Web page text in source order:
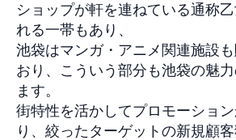
ショップが軒を連ねている通称
れる一帯もあり、
池袋はマンガ・アニメ関連施設
おり、こういう部分も池袋の魅
ます。
街特性を活かしてプロモーショ
り、絞ったターゲット の新規顧